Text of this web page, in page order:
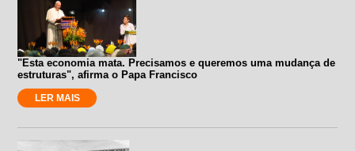
"Esta economia mata. Precisamos e queremos uma mudança de
estruturas", afirma o Papa Francisco
LER MAIS